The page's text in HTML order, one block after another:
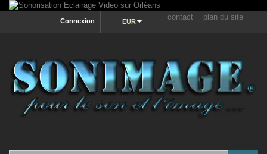
contact plan du site
EUR
Connexion